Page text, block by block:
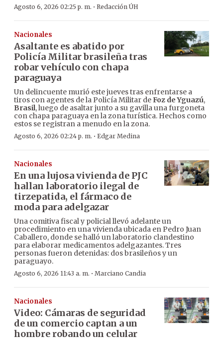
Agosto 6, 2026 02:25 p. m. · Redacción ÚH
Nacionales
Asaltante es abatido por
Policía Militar brasileña tras
robar vehículo con chapa
paraguaya
Un delincuente murió este jueves tras enfrentarse a
tiros con agentes de la Policía Militar deFoz de Yguazú,
Brasil, luego de asaltar junto a su gavilla una furgoneta
con chapa paraguaya en la zona turística. Hechos como
estos se registran a menudo en la zona.
Agosto 6, 2026 02:24 p. m. · Edgar Medina
Nacionales
En una lujosa vivienda de PJC
hallan laboratorio ilegal de
tirzepatida, el fármaco de
moda para adelgazar
Una comitiva fiscal y policial llevó adelante un
procedimiento en una vivienda ubicada en Pedro Juan
Caballero, donde se halló un laboratorio clandestino
para elaborar medicamentos adelgazantes. Tres
personas fueron detenidas: dos brasileños y un
paraguayo.
Agosto 6, 2026 11:43 a. m. · Marciano Candia
Nacionales
Video: Cámaras de seguridad
de un comercio captan a un
hombre robando un celular